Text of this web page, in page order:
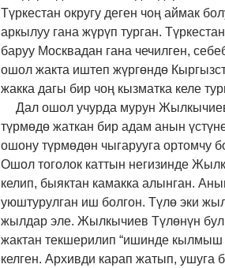
Түркестан округу деген чоң аймак
аркылуу гана жүрүп турган.
баруу Москвадан гана чечилген,
ошол жакта иштеп жүргөндө
жакка дагы бир чоң кызматка келе
Дал ошол учурда мурун
түрмөдө жаткан бир адам анын
ошону түрмөдөн чыгарууга ортомчу
Ошол тоголок каттын негизинде
келип, быяктан камакка алынган.
уюштурулган иш болгон. Түлө эки
жылдар эле. Жылкычиев Түлөнүн
жактан текшерилип “ишинде кылмыш
келген. Архивди карап жатып, ушуга